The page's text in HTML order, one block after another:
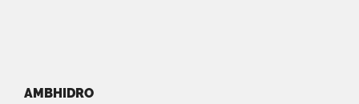
AMBHIDRO